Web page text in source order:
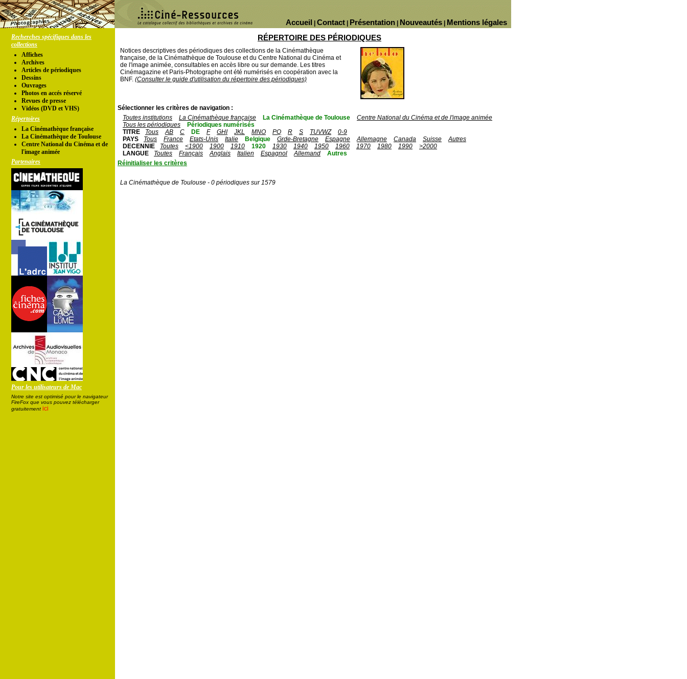
Mentions légales
Nouveautés
Présentation
Contact
Accueil
Recherches spécifiques dans les
collections
Affiches
Archives
Articles de périodiques
Dessins
Ouvrages
Photos en accés réservé
Revues de presse
Vidéos (DVD et VHS)
Répertoires
La Cinémathèque française
La Cinémathèque de Toulouse
Centre National du Cinéma et de
l'image animée
Partenaires
Pour les utilisateurs de Mac
Notre site est optimisé pour le navigateur
FireFox que vous pouvez télécharger
gratuitement ici
RÉPERTOIRE DES PÉRIODIQUES
Notices descriptives des périodiques des collections de la Cinémathèque
française, de la Cinémathèque de Toulouse et du Centre National du Cinéma et
de l'image animée, consultables en accès libre ou sur demande. Les titres
Cinémagazine et Paris-Photographe ont été numérisés en coopération avec la
BNF. (Consulter le guide d'utilisation du répertoire des périodiques)
Sélectionner les critères de navigation :
Toutes institutions
La Cinémathèque française La Cinémathèque de Toulouse
Centre National du Cinéma et de l'image animée
Tous les périodiques
Périodiques numérisés
TITRE
Tous AB C DE F GHI JKL MNO PQ R S TUVWZ
0-9
PAYS
Tous France Etats-Unis Italie Belgique Grde-Bretagne Espagne Allemagne Canada Suisse
Autres
DECENNIE
Toutes <1900 1900 1910 1920 1930 1940 1950 1960 1970 1980 1990
>2000
LANGUE
Toutes Français Anglais Italien Espagnol Allemand
Autres
Réinitialiser les critères
La Cinémathèque de Toulouse - 0 périodiques sur 1579